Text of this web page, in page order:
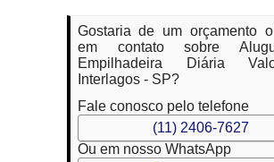
Gostaria de um orçamento
em contato sobre
Empilhadeira Diária
Interlagos - SP?
Fale conosco pelo telefone
(11) 2406-7627
Ou em nosso WhatsApp